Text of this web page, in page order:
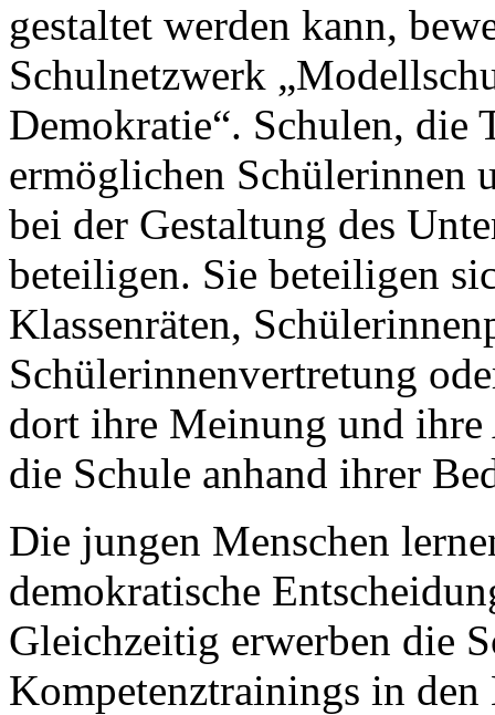
gestaltet werden kann,
Schulnetzwerk
Demokratie“. Schulen, die
ermöglichen Schülerinnen
bei der Gestaltung des
beteiligen. Sie beteiligen
Klassenräten,
Schülerinnenvertretung
dort ihre Meinung und
die Schule anhand ihrer
Die jungen Menschen
demokratische
Gleichzeitig erwerben die
Kompetenztrainings in